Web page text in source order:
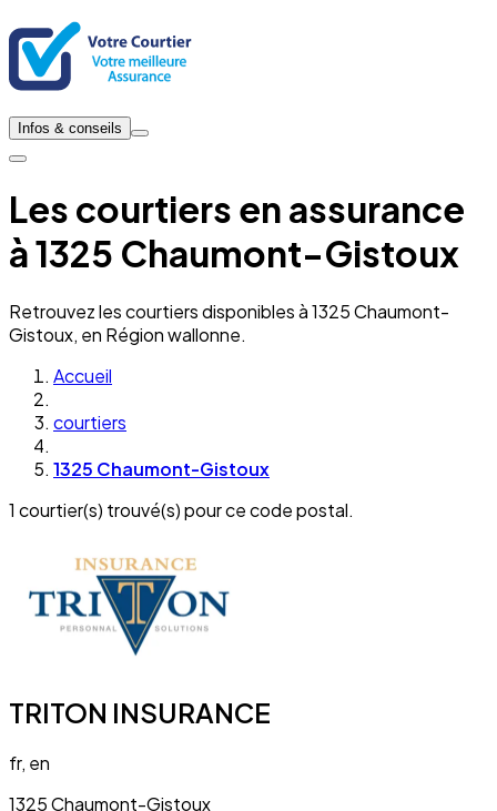
Infos & conseils
Les courtiers en assurance
à 1325 Chaumont-Gistoux
Retrouvez les courtiers disponibles à 1325 Chaumont-
Gistoux, en Région wallonne.
Accueil
courtiers
1325 Chaumont-Gistoux
1 courtier(s) trouvé(s) pour ce code postal.
TRITON INSURANCE
fr, en
1325 Chaumont-Gistoux